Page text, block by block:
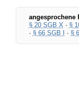
angesprochene
§ 20 SGB X · §
· § 66 SGB I · §